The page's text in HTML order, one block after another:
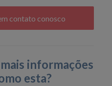
contato conosco
informações
esta?